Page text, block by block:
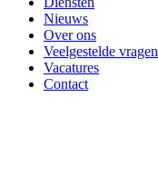
Nieuws
Over ons
Veelgestelde vragen
Vacatures
Contact